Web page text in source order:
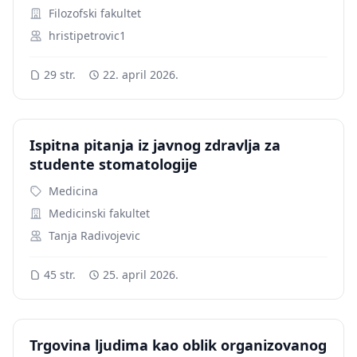
Filozofski fakultet
hristipetrovic1
29 str. 22. april 2026.
Ispitna pitanja iz javnog zdravlja za
studente stomatologije
Medicina
Medicinski fakultet
Tanja Radivojevic
45 str. 25. april 2026.
Trgovina ljudima kao oblik organizovanog